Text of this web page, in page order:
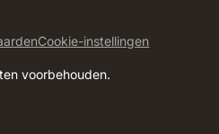
voorbehouden.
Cookie-instellingen